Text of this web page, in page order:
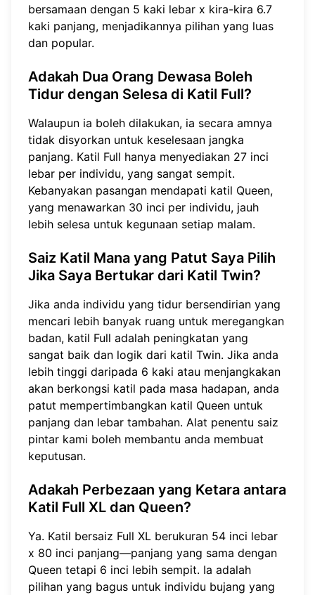
bersamaan dengan 5 kaki lebar x kira-kira 6.7
kaki panjang, menjadikannya pilihan yang luas
dan popular.
Adakah Dua Orang Dewasa Boleh
Tidur dengan Selesa di Katil Full?
Walaupun ia boleh dilakukan, ia secara amnya
tidak disyorkan untuk keselesaan jangka
panjang. Katil Full hanya menyediakan 27 inci
lebar per individu, yang sangat sempit.
Kebanyakan pasangan mendapati katil Queen,
yang menawarkan 30 inci per individu, jauh
lebih selesa untuk kegunaan setiap malam.
Saiz Katil Mana yang Patut Saya Pilih
Jika Saya Bertukar dari Katil Twin?
Jika anda individu yang tidur bersendirian yang
mencari lebih banyak ruang untuk meregangkan
badan, katil Full adalah peningkatan yang
sangat baik dan logik dari katil Twin. Jika anda
lebih tinggi daripada 6 kaki atau menjangkakan
akan berkongsi katil pada masa hadapan, anda
patut mempertimbangkan katil Queen untuk
panjang dan lebar tambahan. Alat penentu saiz
pintar kami boleh membantu anda membuat
keputusan.
Adakah Perbezaan yang Ketara antara
Katil Full XL dan Queen?
Ya. Katil bersaiz Full XL berukuran 54 inci lebar
x 80 inci panjang—panjang yang sama dengan
Queen tetapi 6 inci lebih sempit. Ia adalah
pilihan yang bagus untuk individu bujang yang